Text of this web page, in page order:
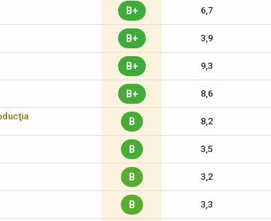
B+ 6,7
B+ 3,9
B+ 9,3
B+ 8,6
B 8,2
B 3,5
B 3,2
B 3,3